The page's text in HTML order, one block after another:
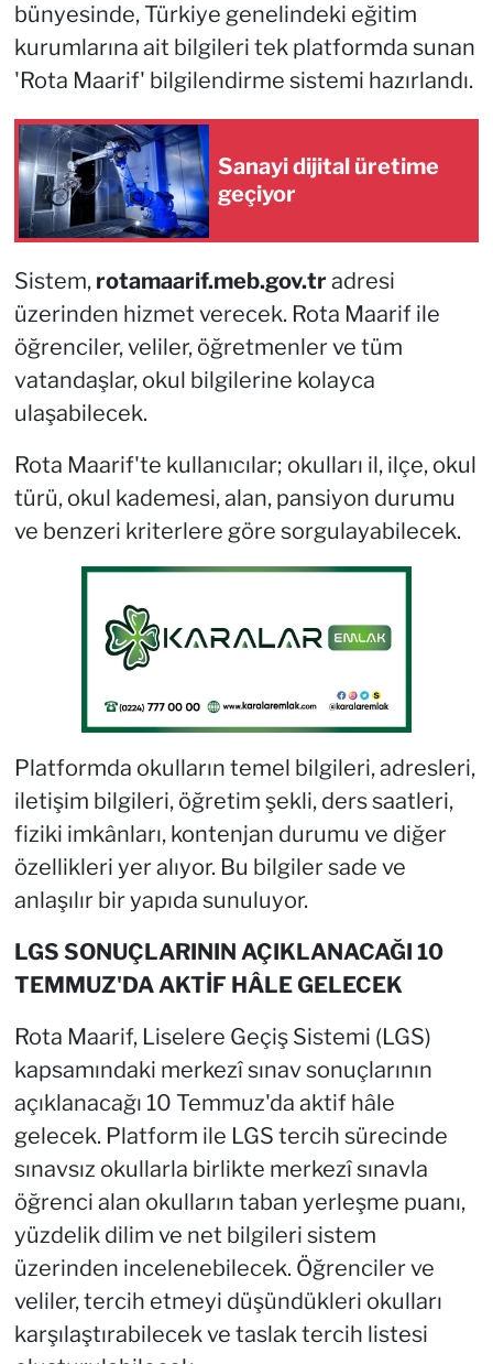
bünyesinde, Türkiye genelindeki eğitim
kurumlarına ait bilgileri tek platformda sunan
'Rota Maarif' bilgilendirme sistemi hazırlandı.
Sanayi dijital üretime
geçiyor
Sistem, rotamaarif.meb.gov.tr adresi
üzerinden hizmet verecek. Rota Maarif ile
öğrenciler, veliler, öğretmenler ve tüm
vatandaşlar, okul bilgilerine kolayca
ulaşabilecek.
Rota Maarif'te kullanıcılar; okulları il, ilçe, okul
türü, okul kademesi, alan, pansiyon durumu
ve benzeri kriterlere göre sorgulayabilecek.
Platformda okulların temel bilgileri, adresleri,
iletişim bilgileri, öğretim şekli, ders saatleri,
fiziki imkânları, kontenjan durumu ve diğer
özellikleri yer alıyor. Bu bilgiler sade ve
anlaşılır bir yapıda sunuluyor.
LGS SONUÇLARININ AÇIKLANACAĞI 10
TEMMUZ'DA AKTİF HÂLE GELECEK
Rota Maarif, Liselere Geçiş Sistemi (LGS)
kapsamındaki merkezî sınav sonuçlarının
açıklanacağı 10 Temmuz'da aktif hâle
gelecek. Platform ile LGS tercih sürecinde
sınavsız okullarla birlikte merkezî sınavla
öğrenci alan okulların taban yerleşme puanı,
yüzdelik dilim ve net bilgileri sistem
üzerinden incelenebilecek. Öğrenciler ve
veliler, tercih etmeyi düşündükleri okulları
karşılaştırabilecek ve taslak tercih listesi